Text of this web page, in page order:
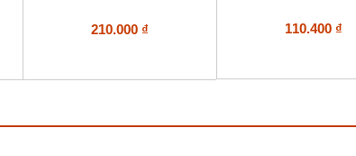
210.000 ₫ 110.400 ₫